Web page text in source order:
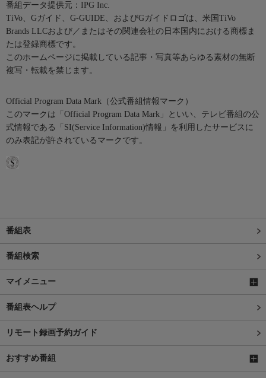
番組データ提供元：IPG Inc.
TiVo、Gガイド、G-GUIDE、およびGガイドロゴは、米国TiVo
Brands LLCおよび／またはその関連会社の日本国内における商標ま
たは登録商標です。
このホームページに掲載している記事・写真等あらゆる素材の無断
複写・転載を禁じます。
Official Program Data Mark（公式番組情報マーク）
このマークは「Official Program Data Mark」といい、テレビ番組の公
式情報である「SI(Service Information)情報」を利用したサービスに
のみ表記が許されているマークです。
番組表
番組検索
マイメニュー
番組表ヘルプ
リモート録画予約ガイド
おすすめ番組